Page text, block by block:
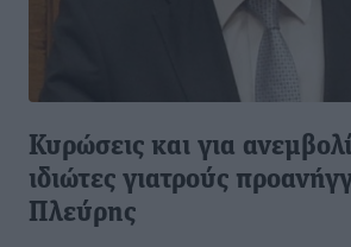
Κυρώσεις και για
ιδιώτες γιατρούς
Πλεύρης